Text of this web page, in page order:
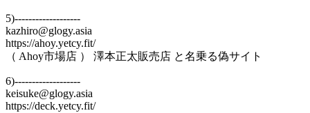
5)-------------------
kazhiro@glogy.asia
https://ahoy.yetcy.fit/
（ Ahoy市場店 ） 澤本正太販売店 と名乗る偽サイト
6)-------------------
keisuke@glogy.asia
https://deck.yetcy.fit/